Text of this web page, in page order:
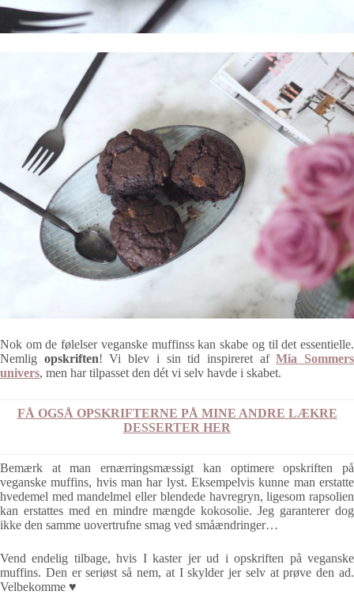
Nok om de følelser veganske muffinss kan skabe og til det essentielle.
Nemlig opskriften! Vi blev i sin tid inspireret afMia Sommers
univers, men har tilpasset den dét vi selv havde i skabet.
FÅ OGSÅ OPSKRIFTERNE PÅ MINE ANDRE LÆKRE
DESSERTER HER
Bemærk at man ernærringsmæssigt kan optimere opskriften på
veganske muffins, hvis man har lyst. Eksempelvis kunne man erstatte
hvedemel med mandelmel eller blendede havregryn, ligesom rapsolien
kan erstattes med en mindre mængde kokosolie. Jeg garanterer dog
ikke den samme uovertrufne smag ved småændringer…
Vend endelig tilbage, hvis I kaster jer ud i opskriften på veganske
muffins. Den er seriøst så nem, at I skylder jer selv at prøve den ad.
Velbekomme ♥